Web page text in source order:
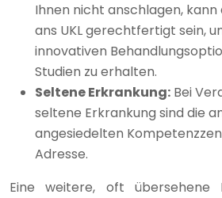
Ihnen nicht anschlagen, kann
ans UKL gerechtfertigt sein,
innovativen
Studien zu erhalten.
Seltene Erkrankung: Bei
seltene Erkrankung sind die
angesiedelten
Adresse.
Eine weitere, oft übersehene